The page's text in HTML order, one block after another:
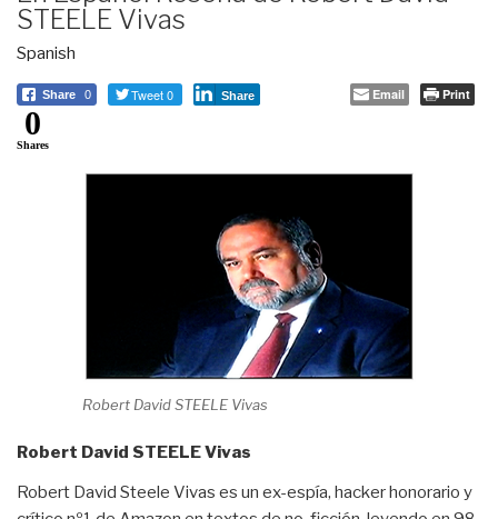
STEELE Vivas
Spanish
Share 0 Tweet 0 Share Email Print
0
Shares
Robert David STEELE Vivas
Robert David STEELE Vivas
Robert David Steele Vivas es un ex-espía, hacker honorario y